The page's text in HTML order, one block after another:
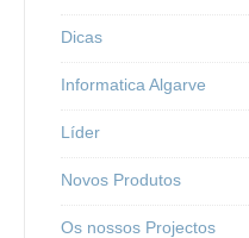
Dicas
Informatica Algarve
Líder
Novos Produtos
Os nossos Projectos